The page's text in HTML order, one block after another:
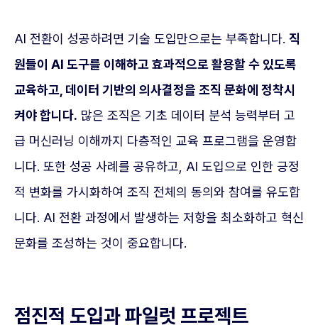
AI 전환이 성공하려면 기술 도입만으로는 부족합니다. 직
원들이 AI 도구를 이해하고 효과적으로 활용할 수 있도록
교육하고, 데이터 기반의 의사결정을 조직 문화에 정착시
켜야 합니다. 많은 조직은 기초 데이터 분석 능력부터 고
급 머신러닝 이해까지 다층적인 교육 프로그램을 운영합
니다. 또한 성공 사례를 공유하고, AI 도입으로 인한 긍정
적 변화를 가시화하여 조직 전체의 동의와 참여를 유도합
니다. AI 전환 과정에서 발생하는 저항을 최소화하고 혁신
문화를 조성하는 것이 중요합니다.
점진적 도입과 파일럿 프로젝트